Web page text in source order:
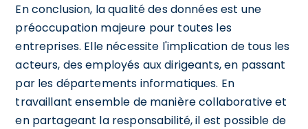
En conclusion, la qualité des données est une
préoccupation majeure pour toutes les
entreprises. Elle nécessite l'implication de tous les
acteurs, des employés aux dirigeants, en passant
par les départements informatiques. En
travaillant ensemble de manière collaborative et
en partageant la responsabilité, il est possible de